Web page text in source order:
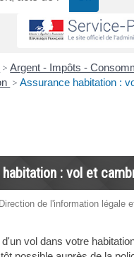
> Argent - Impôts -
> Assurance habitation :
: vol et
de l'information légale
vol dans votre